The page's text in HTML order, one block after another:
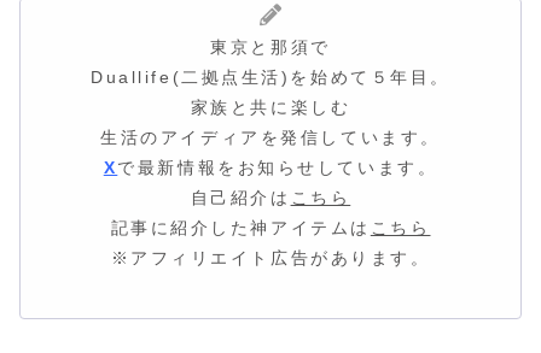
東京と那須で
Duallife(二拠点生活)を始めて５年目。
家族と共に楽しむ
生活のアイディア を発信しています。
Xで最新情報をお知らせしています。
自己紹介は こちら
記事に紹介した神アイテムは こちら
※アフィリエイト広告があります。